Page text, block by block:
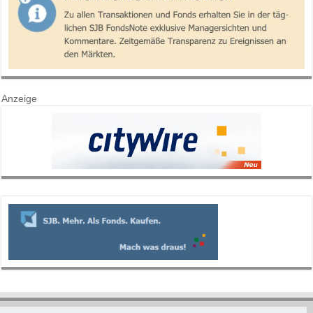
Anzeige